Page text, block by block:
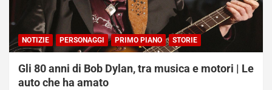
NOTIZIE PERSONAGGI PRIMO PIANO STORIE
Gli 80 anni di Bob Dylan, tra musica e motori | Le
auto che ha amato